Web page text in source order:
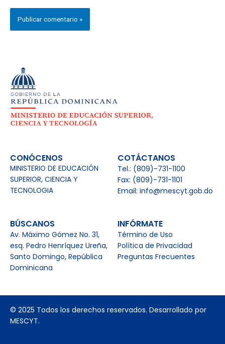
CONÓCENOS
MINISTERIO DE EDUCACIÓN
SUPERIOR, CIENCIA Y
TECNOLOGIA
COTÁCTANOS
Tel.: (809)-731-1100
Fax: (809)-731-1101
Email: info@mescyt.gob.do
BÚSCANOS
Av. Máximo Gómez No. 31,
esq. Pedro Henríquez Ureña,
Santo Domingo, República
Dominicana
INFÓRMATE
Término de Uso
Política de Privacidad
Preguntas Frecuentes
© 2025 Todos los derechos reservados. Desarrollado por
MESCYT.